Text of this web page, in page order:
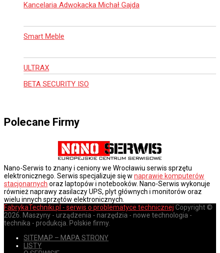
Kancelaria Adwokacka Michał Gajda
Smart Meble
ULTRAX
BETA SECURITY ISO
Polecane Firmy
Nano-Serwis to znany i ceniony we Wrocławiu serwis sprzętu
elektronicznego. Serwis specjalizuje się w naprawie komputerów
stacjonarnych oraz laptopów i notebooków. Nano-Serwis wykonuje
również naprawy zasilaczy UPS, plyt głównych i monitorów oraz
wielu innych sprzętów elektronicznych.
FabrykaTechniki.pl - serwis o problematyce technicznej Copyright ©
2026. Maszyny - urządzenia - narzędzia - nowe technologia -
technika - produkcja. Polskie firmy.
SITEMAP – MAPA STRONY
LISTY